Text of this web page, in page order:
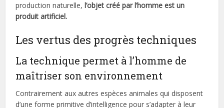
production naturelle,l’objet créé par l’homme est un
produit artificiel.
Les vertus des progrès techniques
La technique permet à l’homme de
maîtriser son environnement
Contrairement aux autres espèces animales qui disposent
d’une forme primitive d’intelligence pour s’adapter à leur